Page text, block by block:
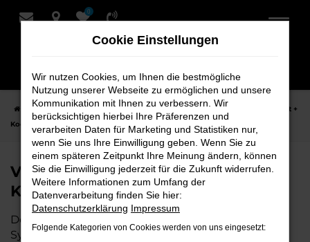
Zum
0
Startseite Syke VW VW Golf
VW Golf Neuwagen bei Schmidt +
Koch für Syke
VW Golf Neuwagen bei Schmidt +
Koch für Syke
Der VW Golf ist die perfekte Wahl für alle, die für
Syke einen Neuwagen suchen. Mit seiner
Cookie Einstellungen
Wir nutzen Cookies, um Ihnen die bestmögliche
Nutzung unserer Webseite zu ermöglichen und unsere
Kommunikation mit Ihnen zu verbessern. Wir
berücksichtigen hierbei Ihre Präferenzen und
verarbeiten Daten für Marketing und Statistiken nur,
wenn Sie uns Ihre Einwilligung geben. Wenn Sie zu
einem späteren Zeitpunkt Ihre Meinung ändern, können
Sie die Einwilligung jederzeit für die Zukunft widerrufen.
Weitere Informationen zum Umfang der
Datenverarbeitung finden Sie hier:
Datenschutzerklärung Impressum
Folgende Kategorien von Cookies werden von uns eingesetzt: